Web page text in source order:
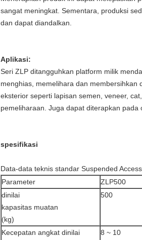
sangat meningkat. Sementara, produksi
dan dapat diandalkan.
Aplikasi:
Seri ZLP ditangguhkan platform milik
menghias, memelihara dan
eksterior seperti lapisan semen, veneer,
pemeliharaan. Juga dapat diterapkan pada
spesifikasi
Data-data teknis standar Suspended
Parameter
ZLP500
dinilai
kapasitas muatan
(kg)
500
Kecepatan angkat dinilai
8 ~ 10